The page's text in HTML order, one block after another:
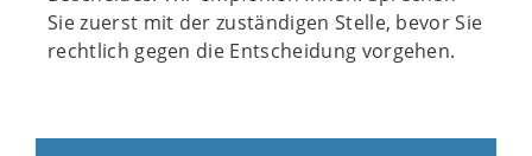
Sie zuerst mit der zuständigen Stelle, bevor Sie
rechtlich gegen die Entscheidung vorgehen.